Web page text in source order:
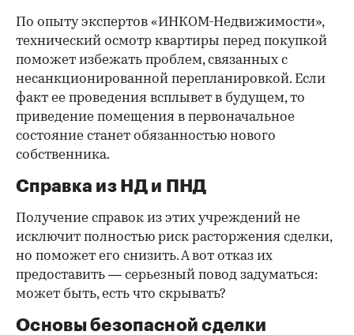
По опыту экспертов «ИНКОМ-Недвижимости»,
технический осмотр квартиры перед покупкой
поможет избежать проблем, связанных с
несанкционированной перепланировкой. Если
факт ее проведения всплывет в будущем, то
приведение помещения в первоначальное
состояние станет обязанностью нового
собственника.
Справка из НД и ПНД
Получение справок из этих учреждений не
исключит полностью риск расторжения сделки,
но поможет его снизить. А вот отказ их
предоставить — серьезный повод задуматься:
может быть, есть что скрывать?
Основы безопасной сделки